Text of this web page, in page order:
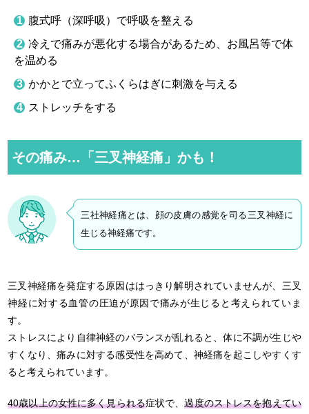
腹式呼（深呼吸）で呼吸を整える
冷えで痛みが悪化する場合があるため、お風呂等で体
を温める
かかとで立ってふくらはぎに刺激を与える
ストレッチをする
その痛み…「三叉神経痛」かも！
三社神経痛とは、顔の皮膚の感覚を司る三叉神経に
生じる神経痛です。
三叉神経痛を発症する原因ははっきり解明されていませんが、三叉
神経に対する血管の圧迫が原因で痛みが生じると考えられていま
す。
ストレスにより自律神経のバランスが乱れると、体に不調が生じや
すくなり、痛みに対する感受性を高めて、神経痛を起こしやすくす
ると考えられています。
40歳以上の女性に多く見られる症状で、過度のストレスを抱えてい